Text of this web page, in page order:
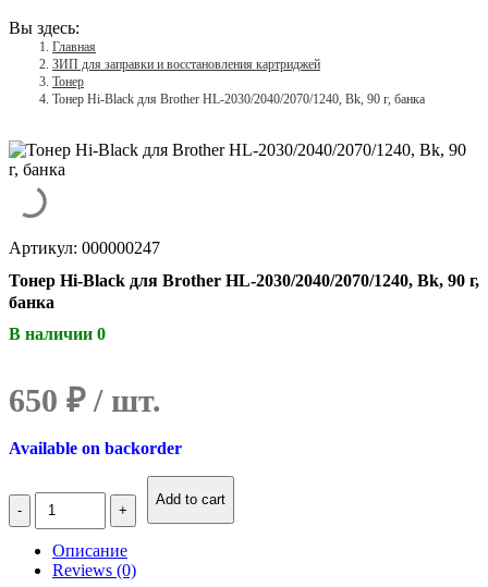
Вы здесь:
Главная
ЗИП для заправки и восстановления картриджей
Тонер
Тонер Hi-Black для Brother HL-2030/2040/2070/1240, Bk, 90 г, банка
Артикул: 000000247
Тонер Hi-Black для Brother HL-2030/2040/2070/1240, Bk, 90 г,
банка
В наличии 0
650 ₽
Available on backorder
Количество
Тонер
Black
Add to cart
Описание
Reviews (0)